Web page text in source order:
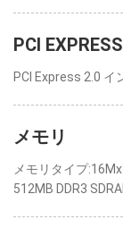
PCI
PCI Express 2.0 イ
メモリ
メモリタイプ
512MB DDR3